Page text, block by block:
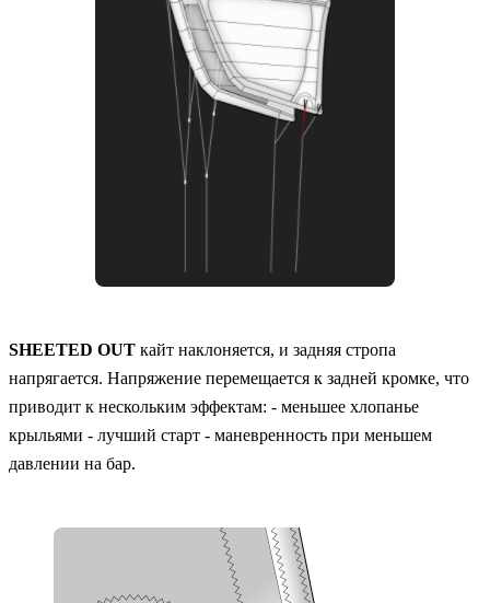
SHEETED OUT кайт наклоняется, и задняя стропа
напрягается. Напряжение перемещается к задней кромке, что
приводит к нескольким эффектам: - меньшее хлопанье
крыльями - лучший старт - маневренность при меньшем
давлении на бар.